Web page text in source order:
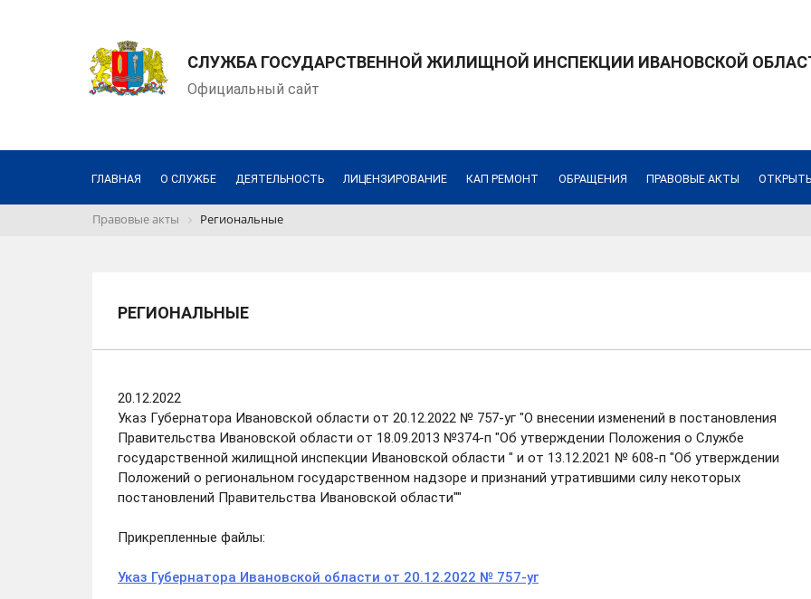
СЛУЖБА ГОСУДАРСТВЕННОЙ ЖИЛИЩНОЙ ИНСПЕКЦИИ ИВАНОВСКОЙ
Официальный сайт
ГЛАВНАЯ О СЛУЖБЕ ДЕЯТЕЛЬНОСТЬ ЛИЦЕНЗИРОВАНИЕ КАП РЕМОНТ ОБРАЩЕНИЯ ПРАВОВЫЕ АКТЫ
Правовые акты Региональные
РЕГИОНАЛЬНЫЕ
20.12.2022
Указ Губернатора Ивановской области от 20.12.2022 № 757-уг "О внесении изменений в постановления
Правительства Ивановской области от 18.09.2013 №374-п "Об утверждении Положения о Службе
государственной жилищной инспекции Ивановской области " и от 13.12.2021 № 608-п "Об утверждении
Положений о региональном государственном надзоре и признаний утратившими силу некоторых
постановлений Правительства Ивановской области""
Прикрепленные файлы:
Указ Губернатора Ивановской области от 20.12.2022 № 757-уг